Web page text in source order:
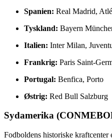
Spanien: Real Madrid,
Tyskland: Bayern
Italien: Inter Milan,
Frankrig: Paris Saint-
Portugal: Benfica, Porto
Østrig: Red Bull Salzburg
Sydamerika
Fodboldens historiske kraftcenter